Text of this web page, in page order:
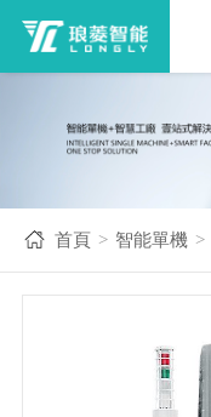
首頁 > 智能單機 >